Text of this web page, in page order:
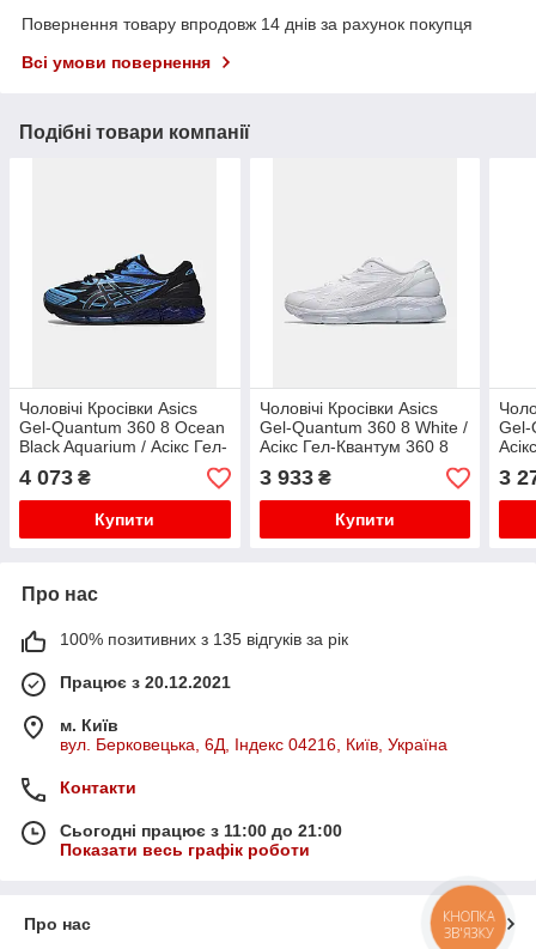
Повернення товару впродовж 14 днів за рахунок покупця
Всі умови повернення
Подібні товари компанії
Чоловічі Кросівки Asics
Gel-Quantum 360 8 Ocean
Black Aquarium / Асікс Гел-
Квантум 360 8 Оушен Сині
з Чорним
4 073 ₴
Купити
Чоловічі Кросівки Asics
Gel-Quantum 360 8 White /
Асікс Гел-Квантум 360 8
Білі
3 933₴
Купити
Gel-
Білі
3
Про нас
100% позитивних з 135 відгуків за рік
Працює з 20.12.2021
м. Київ
вул. Берковецька, 6Д, Індекс 04216, Київ, Україна
Контакти
Сьогодні працює з 11:00 до 21:00
Показати весь графік роботи
Про нас
КНОПКА
ЗВ'ЯЗКУ